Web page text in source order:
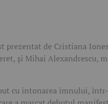
prezentat de Cristiana
și Mihai Alexandrescu,
cu intonarea imnului,